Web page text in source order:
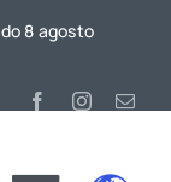
8 agosto